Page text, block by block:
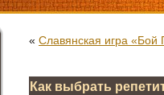
« Славянская игра «Бой
Как выбрать